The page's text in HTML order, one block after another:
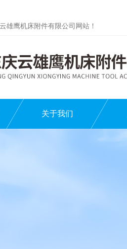
雄鹰机床附件有限公司网站！
关于我们